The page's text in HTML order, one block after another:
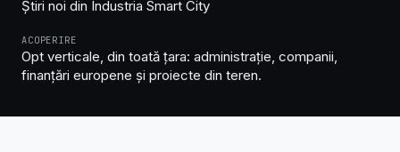
Știri noi din Industria Smart City
ACOPERIRE
Opt verticale, din toată țara: administrație, companii,
finanțări europene și proiecte din teren.